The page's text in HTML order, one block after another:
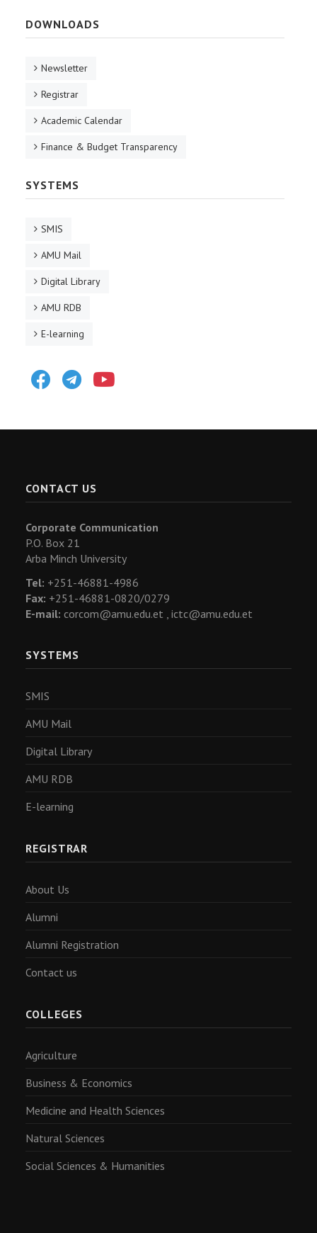
DOWNLOADS
Newsletter
Registrar
Academic Calendar
Finance & Budget Transparency
SYSTEMS
SMIS
AMU Mail
Digital Library
AMU RDB
E-learning
FacebookTelegram
CONTACT US
Corporate Communication
P.O. Box 21
Arba Minch University
Tel: +251-46881-4986
Fax: +251-46881-0820/0279
E-mail: corcom@amu.edu.et , ictc@amu.edu.et
SYSTEMS
SMIS
AMU Mail
Digital Library
AMU RDB
E-learning
REGISTRAR
About Us
Alumni
Alumni Registration
Contact us
COLLEGES
Agriculture
Business & Economics
Medicine and Health Sciences
Natural Sciences
Social Sciences & Humanities